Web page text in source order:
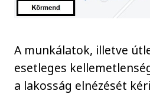
A munkálatok, illetve
esetleges
a lakosság elnézését